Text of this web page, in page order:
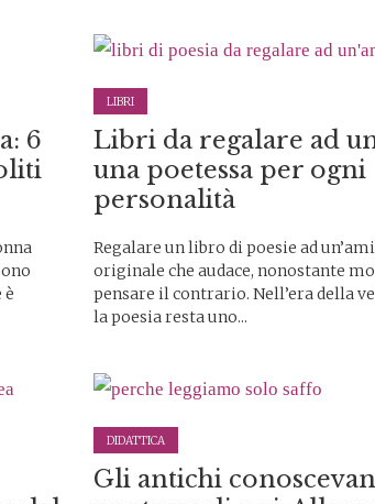
6
è
LIBRI
Libri da regalare ad
una poetessa per ogni
personalità
Regalare un libro di poesie ad
originale che audace, nonostante
pensare il contrario. Nell’era della
la poesia resta uno...
DIDATTICA
Gli antichi